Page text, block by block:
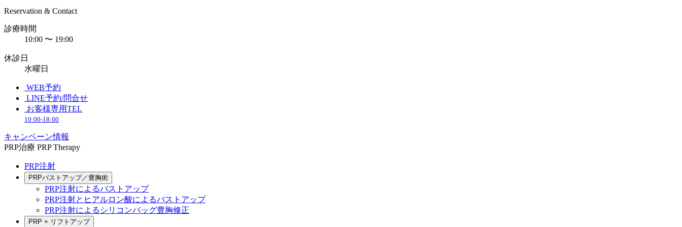
Reservation & Contact
診療時間
10:00 〜 19:00
休診日
水曜日
WEB予約
LINE予約/問合せ
お客様専用TEL
10:00-18:00
キャンペーン情報
PRP治療 PRP Therapy
PRP注射
PRPバストアップ／豊胸術
PRP注射によるバストアップ
PRP注射とヒアルロン酸によるバストアップ
PRP注射によるシリコンバッグ豊胸修正
PRP + リフトアップ